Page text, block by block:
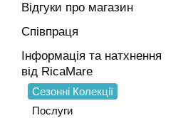
Відгуки про магазин
Співпраця
Інформація та натхнення
від RicaMare
Сезонні Колекції
Послуги